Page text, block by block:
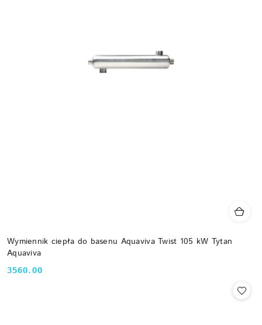
Wymiennik ciepła do basenu Aquaviva Twist 105 kW Tytan
Aquaviva
Cena:
3560.00